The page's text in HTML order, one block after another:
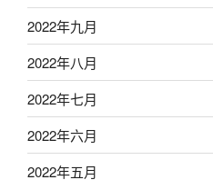
2022年九月
2022年八月
2022年七月
2022年六月
2022年五月